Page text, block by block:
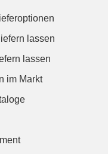
lassen
lassen
im Markt